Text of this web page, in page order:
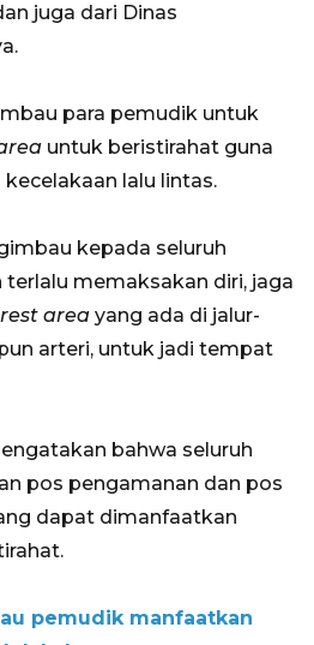
juga dari Dinas
para pemudik untuk
untuk beristirahat guna
lalu lintas.
kepada seluruh
memaksakan diri, jaga
area yang ada di jalur-
arteri, untuk jadi tempat
bahwa seluruh
pos pengamanan dan pos
dapat dimanfaatkan
pemudik manfaatkan